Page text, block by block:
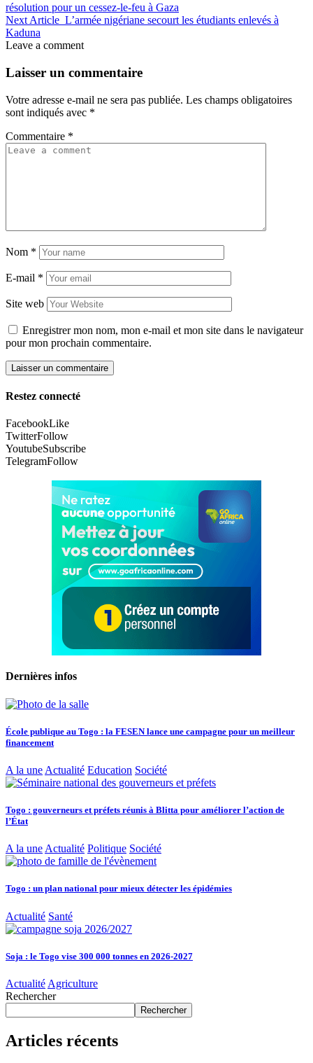
résolution pour un cessez-le-feu à Gaza
Next Article L’armée nigériane secourt les étudiants enlevés à
Kaduna
Leave a comment
Laisser un commentaire
Votre adresse e-mail ne sera pas publiée. Les champs obligatoires
sont indiqués avec *
Commentaire *
Nom *
E-mail *
Site web
Enregistrer mon nom, mon e-mail et mon site dans le navigateur
pour mon prochain commentaire.
Restez connecté
FacebookLike
TwitterFollow
YoutubeSubscribe
TelegramFollow
Dernières infos
École publique au Togo : la FESEN lance une campagne pour un meilleur
financement
A la une Actualité Education Société
Togo : gouverneurs et préfets réunis à Blitta pour améliorer l’action de
l’État
A la une Actualité Politique Société
Togo : un plan national pour mieux détecter les épidémies
Actualité Santé
Soja : le Togo vise 300 000 tonnes en 2026-2027
Actualité Agriculture
Rechercher
Rechercher
Articles récents